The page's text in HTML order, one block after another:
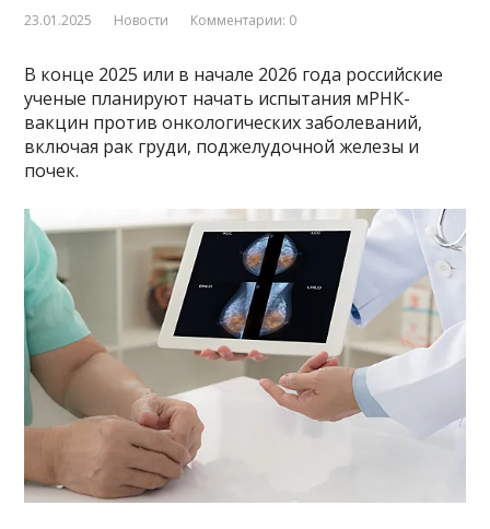
23.01.2025 Новости Комментарии: 0
В конце 2025 или в начале 2026 года российские
ученые планируют начать испытания мРНК-
вакцин против онкологических заболеваний,
включая рак груди, поджелудочной железы и
почек.